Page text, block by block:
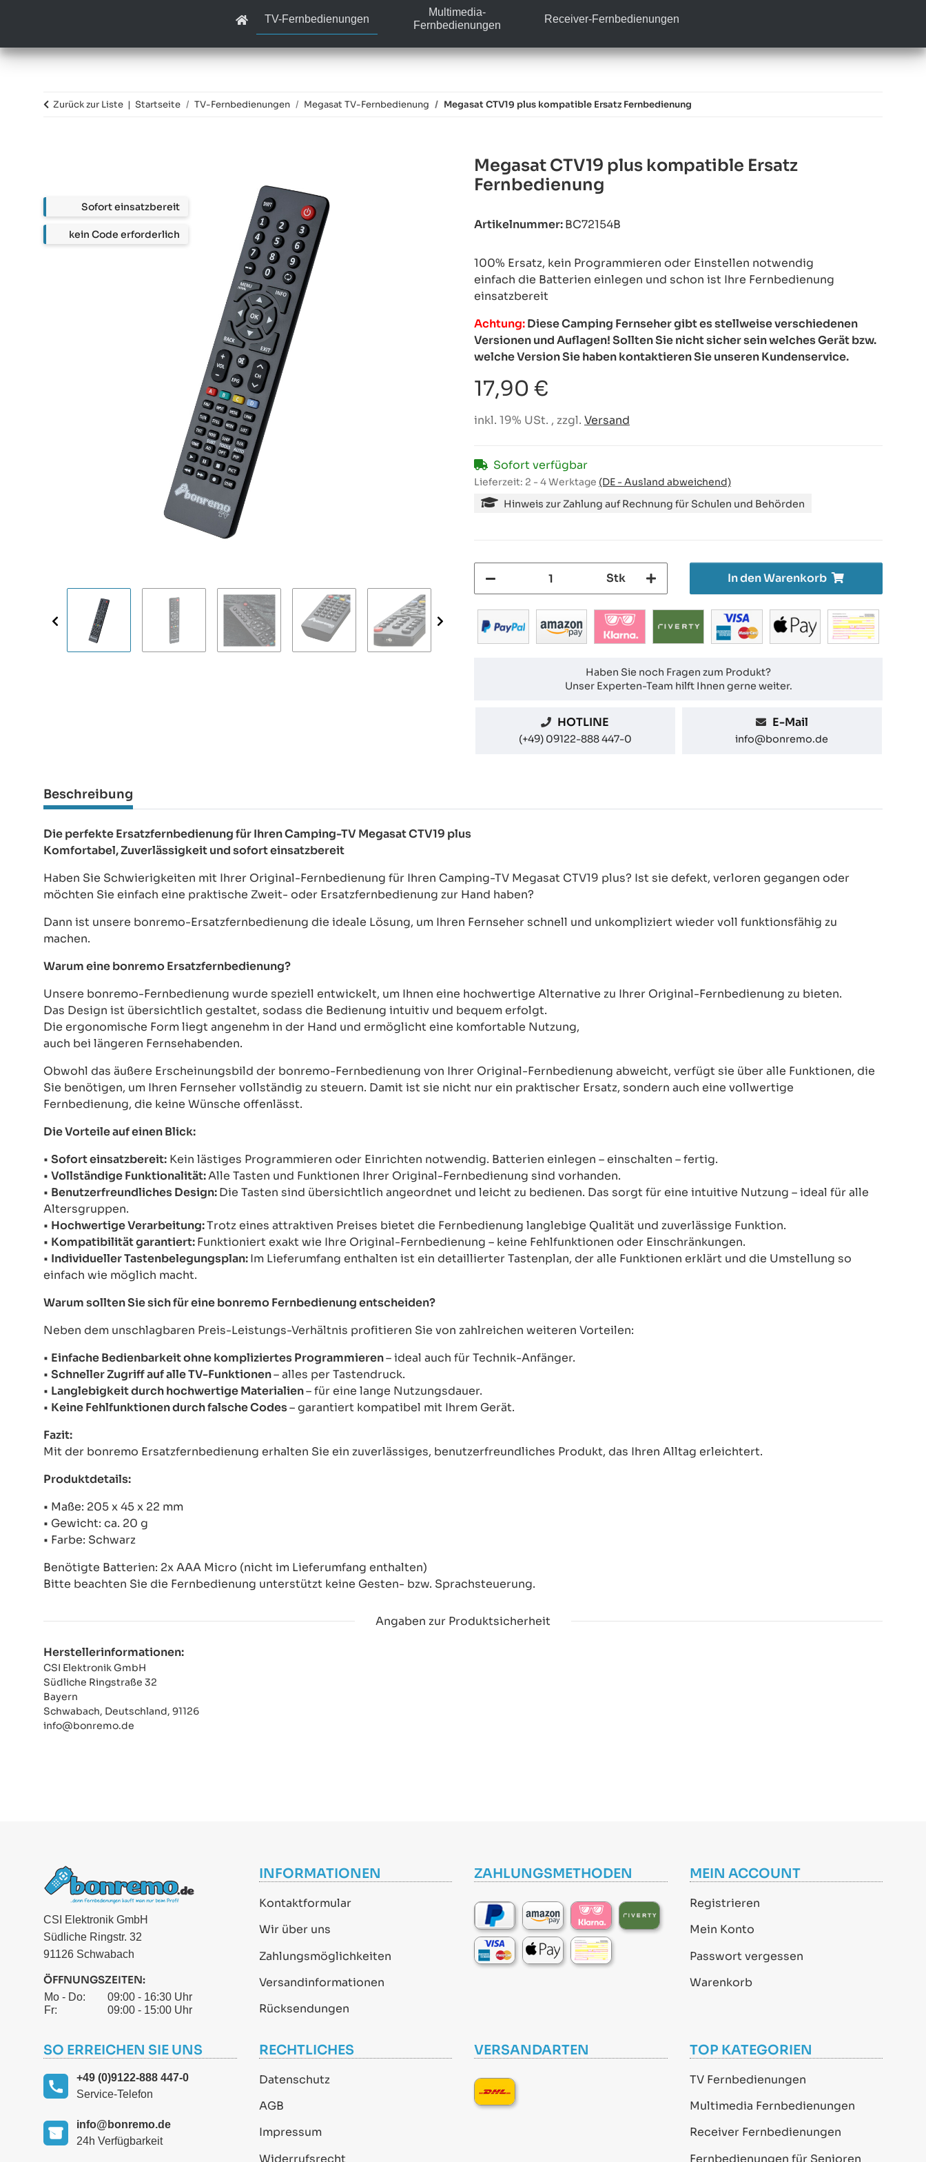
TV-Fernbedienungen
Multimedia-
Fernbedienungen
Receiver-Fernbedienungen
Zurück zur Liste Startseite TV-Fernbedienungen Megasat TV-Fernbedienung Megasat CTV19 plus kompatible Ersatz Fernbedienung
Megasat CTV19 plus kompatible Ersatz
Fernbedienung
Artikelnummer:BC72154B
100% Ersatz, kein Programmieren oder Einstellen notwendig
einfach die Batterien einlegen und schon ist Ihre Fernbedienung
einsatzbereit
Achtung:Diese Camping Fernseher gibt es stellweise verschiedenen
Versionen und Auflagen! Sollten Sie nicht sicher sein welches Gerät bzw.
welche Version Sie haben kontaktieren Sie unseren Kundenservice.
17,90 €
inkl. 19% USt. , zzgl. Versand
Sofort verfügbar
Lieferzeit: 2 - 4 Werktage (DE - Ausland abweichend)
Hinweis zur Zahlung auf Rechnung für Schulen und Behörden
Stk In den Warenkorb
Haben Sie noch Fragen zum Produkt?
Unser Experten-Team hilft Ihnen gerne weiter.
HOTLINE
(+49) 09122-888 447-0
E-Mail
info@bonremo.de
Beschreibung
Die perfekte Ersatzfernbedienung für Ihren Camping-TV Megasat CTV19 plus
Komfortabel, Zuverlässigkeit und sofort einsatzbereit
Haben Sie Schwierigkeiten mit Ihrer Original-Fernbedienung für Ihren Camping-TV Megasat CTV19 plus? Ist sie defekt, verloren gegangen oder
möchten Sie einfach eine praktische Zweit- oder Ersatzfernbedienung zur Hand haben?
Dann ist unsere bonremo-Ersatzfernbedienung die ideale Lösung, um Ihren Fernseher schnell und unkompliziert wieder voll funktionsfähig zu
machen.
Warum eine bonremo Ersatzfernbedienung?
Unsere bonremo-Fernbedienung wurde speziell entwickelt, um Ihnen eine hochwertige Alternative zu Ihrer Original-Fernbedienung zu bieten.
Das Design ist übersichtlich gestaltet, sodass die Bedienung intuitiv und bequem erfolgt.
Die ergonomische Form liegt angenehm in der Hand und ermöglicht eine komfortable Nutzung,
auch bei längeren Fernsehabenden.
Obwohl das äußere Erscheinungsbild der bonremo-Fernbedienung von Ihrer Original-Fernbedienung abweicht, verfügt sie über alle Funktionen, die
Sie benötigen, um Ihren Fernseher vollständig zu steuern. Damit ist sie nicht nur ein praktischer Ersatz, sondern auch eine vollwertige
Fernbedienung, die keine Wünsche offenlässt.
Die Vorteile auf einen Blick:
• Sofort einsatzbereit: Kein lästiges Programmieren oder Einrichten notwendig. Batterien einlegen – einschalten – fertig.
• Vollständige Funktionalität:Alle Tasten und Funktionen Ihrer Original-Fernbedienung sind vorhanden.
• Benutzerfreundliches Design:Die Tasten sind übersichtlich angeordnet und leicht zu bedienen. Das sorgt für eine intuitive Nutzung – ideal für alle
Altersgruppen.
• Hochwertige Verarbeitung:Trotz eines attraktiven Preises bietet die Fernbedienung langlebige Qualität und zuverlässige Funktion.
• Kompatibilität garantiert:Funktioniert exakt wie Ihre Original-Fernbedienung – keine Fehlfunktionen oder Einschränkungen.
• Individueller Tastenbelegungsplan:Im Lieferumfang enthalten ist ein detaillierter Tastenplan, der alle Funktionen erklärt und die Umstellung so
einfach wie möglich macht.
Warum sollten Sie sich für eine bonremo Fernbedienung entscheiden?
Neben dem unschlagbaren Preis-Leistungs-Verhältnis profitieren Sie von zahlreichen weiteren Vorteilen:
• Einfache Bedienbarkeit ohne kompliziertes Programmieren– ideal auch für Technik-Anfänger.
• Schneller Zugriff auf alle TV-Funktionen– alles per Tastendruck.
• Langlebigkeit durch hochwertige Materialien– für eine lange Nutzungsdauer.
• Keine Fehlfunktionen durch falsche Codes– garantiert kompatibel mit Ihrem Gerät.
Fazit:
Mit der bonremo Ersatzfernbedienung erhalten Sie ein zuverlässiges, benutzerfreundliches Produkt, das Ihren Alltag erleichtert.
Produktdetails:
• Maße: 205 x 45 x 22 mm
• Gewicht: ca. 20 g
• Farbe: Schwarz
Benötigte Batterien: 2x AAA Micro (nicht im Lieferumfang enthalten)
Bitte beachten Sie die Fernbedienung unterstützt keine Gesten- bzw. Sprachsteuerung.
Angaben zur Produktsicherheit
Herstellerinformationen:
CSI Elektronik GmbH
Südliche Ringstraße 32
Bayern
Schwabach, Deutschland, 91126
info@bonremo.de
CSI Elektronik GmbH
Südliche Ringstr. 32
91126 Schwabach
ÖFFNUNGSZEITEN:
Mo - Do:
09:00 - 16:30 Uhr
Fr:
09:00 - 15:00 Uhr
INFORMATIONEN
Kontaktformular
Wir über uns
Zahlungsmöglichkeiten
Versandinformationen
Rücksendungen
ZAHLUNGSMETHODEN MEIN ACCOUNT
Registrieren
Mein Konto
Passwort vergessen
Warenkorb
SO ERREICHEN SIE UNS
+49 (0)9122-888 447-0
Service-Telefon
info@bonremo.de
24h Verfügbarkeit
RECHTLICHES
Datenschutz
AGB
Impressum
Widerrufsrecht
VERSANDARTEN TOP KATEGORIEN
TV Fernbedienungen
Multimedia Fernbedienungen
Receiver Fernbedienungen
Fernbedienungen für Senioren